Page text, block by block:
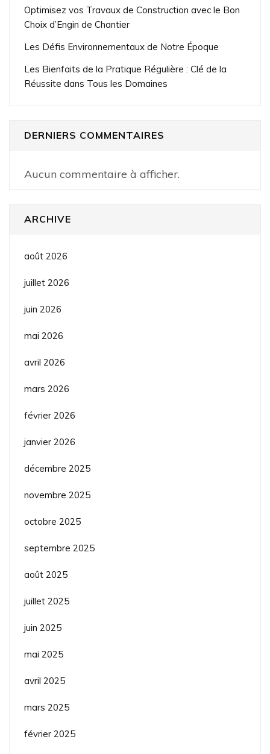
Optimisez vos Travaux de Construction avec le Bon
Choix d’Engin de Chantier
Les Défis Environnementaux de Notre Époque
Les Bienfaits de la Pratique Régulière : Clé de la
Réussite dans Tous les Domaines
DERNIERS COMMENTAIRES
Aucun commentaire à afficher.
ARCHIVE
août 2026
juillet 2026
juin 2026
mai 2026
avril 2026
mars 2026
février 2026
janvier 2026
décembre 2025
novembre 2025
octobre 2025
septembre 2025
août 2025
juillet 2025
juin 2025
mai 2025
avril 2025
mars 2025
février 2025